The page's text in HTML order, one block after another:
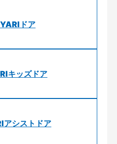
ドア
キッズドア
シストドア